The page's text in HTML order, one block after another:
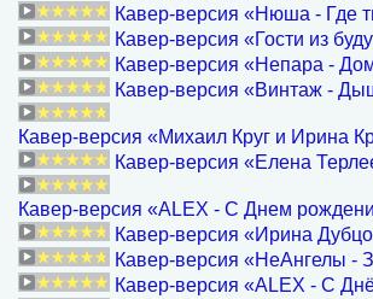
Кавер-версия «Нюша - Где
Кавер-версия «Гости из
Кавер-версия «Непара -
Кавер-версия «Винтаж -
Кавер-версия «Михаил Круг и Ирина
Кавер-версия «Елена
Кавер-версия «ALEX - С Днем
Кавер-версия «Ирина
Кавер-версия «НеАнгелы -
Кавер-версия «ALEX - С